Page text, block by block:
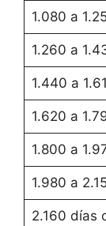
1.080 a
1.260 a
1.440 a
1.620 a
1.800 a
1.980 a
2.160 días